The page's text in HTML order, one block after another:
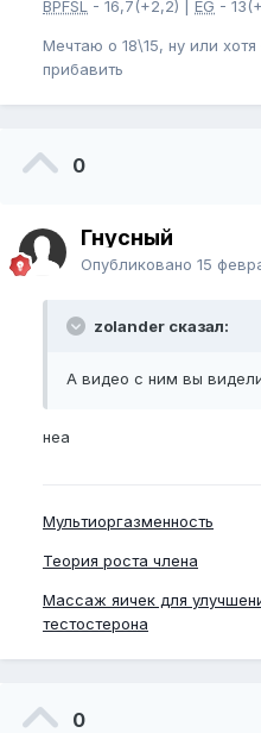
BPFSL - 16,7(+2,2) | EG -
Мечтаю о 18\15, ну или
прибавить
0
Гнусный
Опубликовано 15
zolander сказал:
А видео с ним вы
неа
Мультиоргазменность
Теория роста члена
Массаж яичек для
тестостерона
0